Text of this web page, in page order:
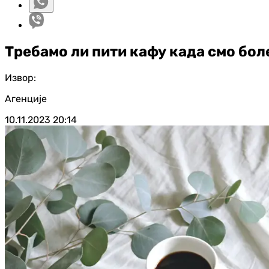
Требамо ли пити кафу када смо
Извор:
Агенције
10.11.2023 20:14